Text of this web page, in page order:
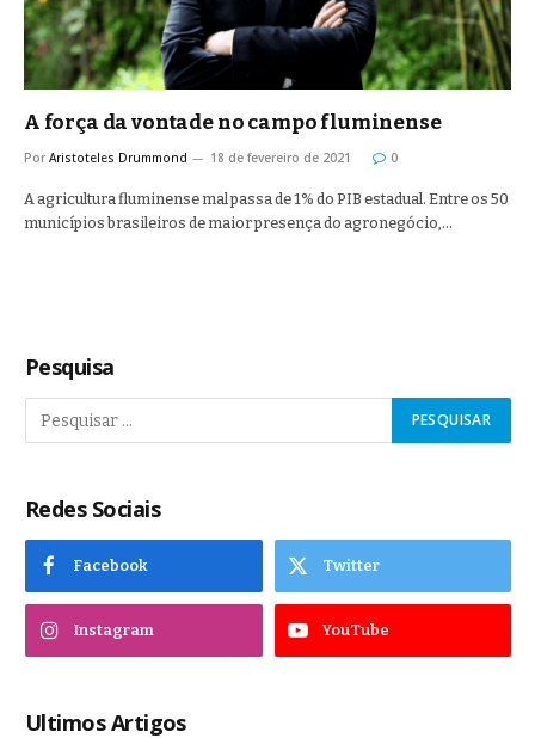
A força da vontade no campo fluminense
Por Aristoteles Drummond 18 de fevereiro de 2021 0
A agricultura fluminense mal passa de 1% do PIB estadual. Entre os 50
municípios brasileiros de maior presença do agronegócio,…
Pesquisa
Redes Sociais
Facebook Twitter
Instagram YouTube
Ultimos Artigos